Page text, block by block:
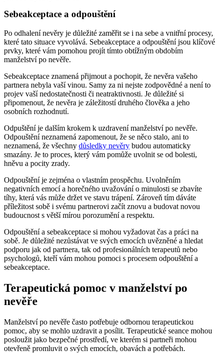
Sebeakceptace a odpouštění
Po odhalení nevěry je důležité zaměřit se i na sebe a vnitřní procesy,
které tato situace vyvolává. Sebeakceptace a odpouštění jsou klíčové
prvky, které vám pomohou projít tímto obtížným obdobím
manželství po nevěře.
Sebeakceptace znamená přijmout a pochopit, že nevěra vašeho
partnera nebyla vaší vinou. Samy za ni nejste zodpovědné a není to
projev vaší nedostatečnosti či neatraktivnosti. Je důležité si
připomenout, že nevěra je záležitostí druhého člověka a jeho
osobních rozhodnutí.
Odpuštění je dalším krokem k uzdravení manželství po nevěře.
Odpouštění neznamená zapomenout, že se něco stalo, ani to
neznamená, že všechny důsledky nevěry budou automaticky
smazány. Je to proces, který vám pomůže uvolnit se od bolesti,
hněvu a pocity zrady.
Odpouštění je zejména o vlastním prospěchu. Uvolněním
negativních emocí a horečného uvažování o minulosti se zbavíte
tíhy, která vás může držet ve stavu trápení. Zároveň tím dáváte
příležitost sobě i svému partnerovi začít znovu a budovat novou
budoucnost s větší mírou porozumění a respektu.
Odpouštění a sebeakceptace si mohou vyžadovat čas a práci na
sobě. Je důležité nezůstávat ve svých emocích uvězněné a hledat
podporu jak od partnera, tak od profesionálních terapeutů nebo
psychologů, kteří vám mohou pomoci s procesem odpouštění a
sebeakceptace.
Terapeutická pomoc v manželství po
nevěře
Manželství po nevěře často potřebuje odbornou terapeutickou
pomoc, aby se mohlo uzdravit a posílit. Terapeutické seance mohou
posloužit jako bezpečné prostředí, ve kterém si partneři mohou
otevřeně promluvit o svých emocích, obavách a potřebách.